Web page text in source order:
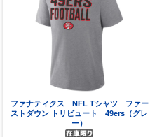
ファナティクス NFL Tシャツ ファー
ストダウン トリビュート 49ers（グレ
ー）